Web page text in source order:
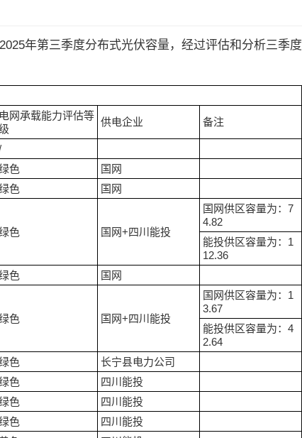
年第三季度分布式光伏容量，经过评估和分析三季度
电网承载能力评估等
供电企业 备注
色
国网
色 国网
色 国网+四川能投
国网供区容量为：7
4.82
能投供区容量为：1
12.36
色 国网
色 国网+四川能投
国网供区容量为：1
3.67
能投供区容量为：4
2.64
色
长宁县电力公司
色
四川能投
色
四川能投
色
四川能投